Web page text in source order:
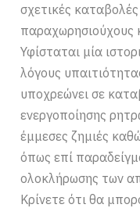
σχετικές
παραχωρησιούχους
Υφίσταται μία
λόγους
υποχρεώνει σε
ενεργοποίησης
έμμεσες ζημιές
όπως επί
ολοκλήρωσης των
Κρίνετε ότι θα